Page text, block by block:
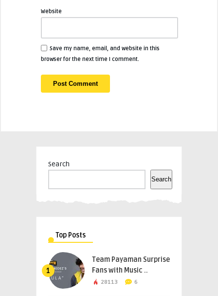
Website
Save my name, email, and website in this
browser for the next time I comment.
Search
Search
Top Posts
1
Team Payaman Surprise
Fans with Music ..
28113 6